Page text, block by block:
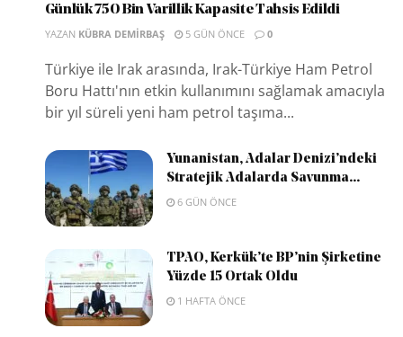
Günlük 750 Bin Varillik Kapasite Tahsis Edildi
YAZAN KÜBRA DEMIRBAŞ 5 GÜN ÖNCE 0
Türkiye ile Irak arasında, Irak-Türkiye Ham Petrol
Boru Hattı'nın etkin kullanımını sağlamak amacıyla
bir yıl süreli yeni ham petrol taşıma...
Yunanistan, Adalar Denizi’ndeki
Stratejik Adalarda Savunma...
6 GÜN ÖNCE
TPAO, Kerkük’te BP’nin Şirketine
Yüzde 15 Ortak Oldu
1 HAFTA ÖNCE